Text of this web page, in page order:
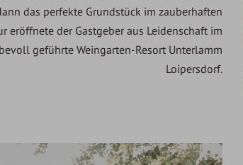
das perfekte Grundstück im zauberhaften
eröffnete der Gastgeber aus Leidenschaft im
geführte Weingarten-Resort Unterlamm
Loipersdorf.